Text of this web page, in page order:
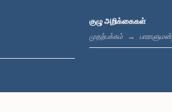
குழு அறிக்கைகள்
முதற்பக்கம்